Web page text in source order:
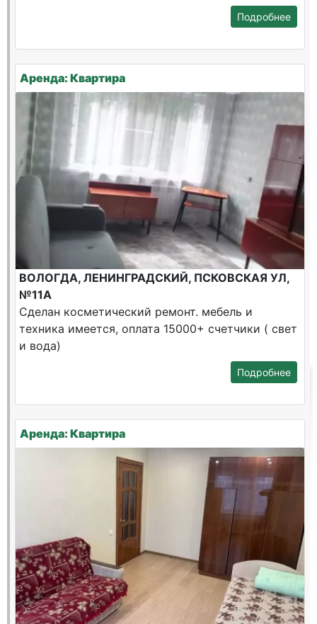
Подробнее
Аренда: Квартира
ВОЛОГДА, ЛЕНИНГРАДСКИЙ, ПСКОВСКАЯ УЛ,
№11А
Сделан косметический ремонт. мебель и
техника имеется, оплата 15000+ счетчики ( свет
и вода)
Подробнее
Аренда: Квартира